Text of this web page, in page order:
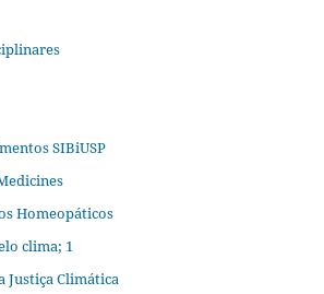
SIBiUSP
Homeopáticos
clima; 1
Justiça Climática